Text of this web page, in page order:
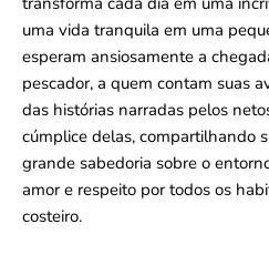
uma vida tranquila em uma
esperam ansiosamente a
pescador, a quem contam suas
das histórias narradas pelos
cúmplice delas, compartilhando
grande sabedoria sobre o
amor e respeito por todos os
costeiro.